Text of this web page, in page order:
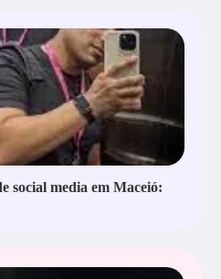
social media em Maceió: